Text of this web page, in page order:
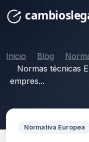
Inicio Blog
Normas técnicas
empres...
Normativa Europea